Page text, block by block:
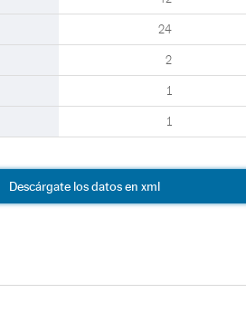
24
2
1
1
Descárgate los datos en xml